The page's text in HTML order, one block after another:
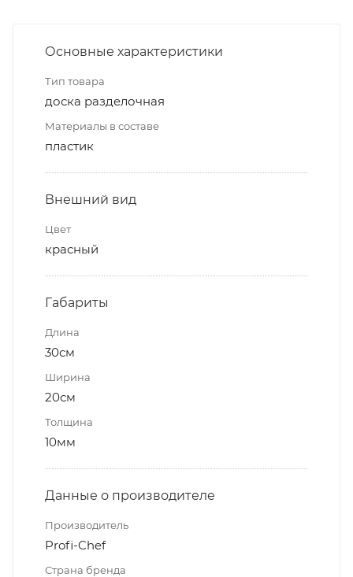
Основные характеристики
Тип товара
доска разделочная
Материалы в составе
пластик
Внешний вид
Цвет
красный
Габариты
Длина
30см
Ширина
20см
Толщина
10мм
Данные о производителе
Производитель
Profi-Chef
Страна бренда